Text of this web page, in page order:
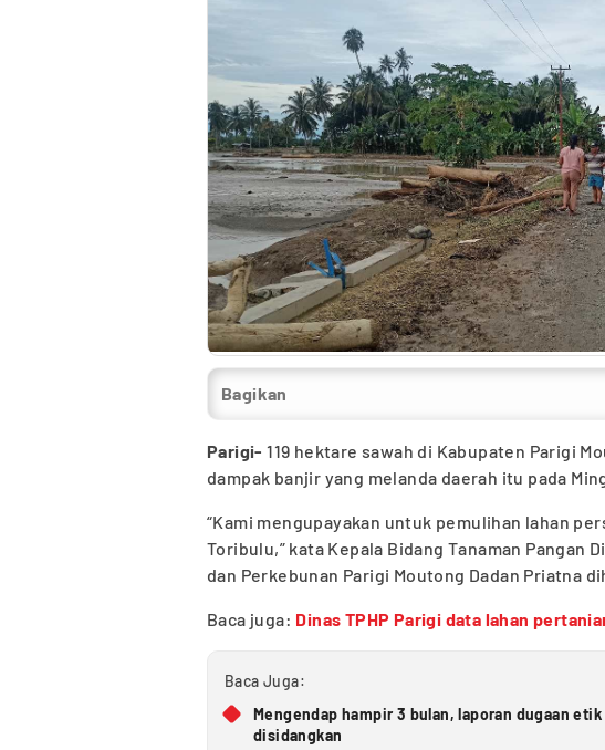
Bagikan
Parigi-119 hektare sawah di Kabupaten Parigi
dampak banjir yang melanda daerah itu pada
“Kami mengupayakan untuk pemulihan lahan
Toribulu,” kata Kepala Bidang Tanaman Pangan
dan Perkebunan Parigi Moutong Dadan Priatna
Baca juga: Dinas TPHP Parigi data lahan
Baca Juga:
Mengendap hampir 3 bulan, laporan dugaan
disidangkan